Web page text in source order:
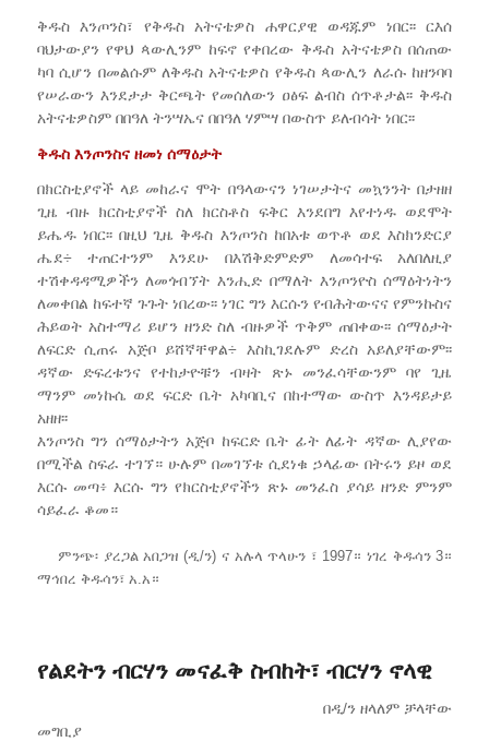
ቅዱስ እንጦንስ፣ የቅዱስ አትናቴዎስ ሐዋርያዊ ወዳጁም ነበር፡፡ ርእሰ
ባህታውያን የዋህ ጳውሊንም ከፍኖ የቀበረው ቅዱስ አትናቴዎስ በሰጠው
ካባ ሲሆን በመልሱም ለቅዱስ አትናቴዎስ የቅዱስ ጳውሊን ለራሱ ከዘንባባ
የሠራውን እንደታታ ቅርጫት የመሰለውን ዐፅፍ ልብስ ሰጥቶታል፡፡ ቅዱስ
አትናቴዎስም በበዓለ ትንሣኤና በበዓለ ሃምሣ በውስጥ ይለብሳት ነበር፡፡
ቅዱስ እንጦንስና ዘመነ ሰማዕታት
በክርስቲያኖች ላይ መከራና ሞት በዓላውናን ነገሠታትና መኳንንት በታዘዘ
ጊዜ ብዙ ክርስቲያኖች ስለ ክርስቶስ ፍቅር እንደበግ እየተነዱ ወደሞት
ይሔዱ ነበር፡፡ በዚህ ጊዜ ቅዱስ እንጦንስ ከበአቱ ወጥቶ ወደ እስክንድርያ
ሔደ÷ ተጠርተንም እንደሁ በእሽቅድምድም ለመሳተፍ አለበለዚያ
ተሽቀዳዳሚዎችን ለመጎብኘት እንሒድ በማለት እንጦንዮስ ሰማዕትነትን
ለመቀበል ከፍተኛ ጉጉት ነበረው፡፡ ነገር ግን እርሱን የብሕትውናና የምንኩስና
ሕይወት አስተማሪ ይሆን ዘንድ ስለ ብዙዎች ጥቅም ጠበቀው፡፡ ሰማዕታት
ለፍርድ ሲጠሩ አጅቦ ይሸኛቸዋል÷ እስኪገደሉም ድረስ አይለያቸውም፡፡
ዳኛው ድፍረቱንና የተከታዮቹን ብዛት ጽኑ መንፈሳቸውንም ባየ ጊዜ
ማንም መነኩሴ ወደ ፍርድ ቤት አካባቢና በከተማው ውስጥ እንዳይታይ
አዘዘ፡፡
እንጦንስ ግን ሰማዕታትን አጅቦ ከፍርድ ቤት ፊት ለፊት ዳኛው ሊያየው
በሚችል ስፍራ ተገኘ። ሁሉም በመገኘቱ ሲደነቁ ኃላፊው በትሩን ይዞ ወደ
እርሱ መጣ፥ እርሱ ግን የክርስቲያኖችን ጽኑ መንፈስ ያሳይ ዘንድ ምንም
ሳይፈራ ቆመ።
ምንጭ፡ ያረጋል አበጋዝ (ዲ/ን) ና አሉላ ጥላሁን ፣ 1997። ነገረ ቅዱሳን 3።
ማኅበረ ቅዱሳን፣ አ.አ።
የልደትን ብርሃን መናፈቅ ስብከት፣ ብርሃን ኖላዊ
በዲ/ን ዘላለም ቻላቸው
መግቢያ